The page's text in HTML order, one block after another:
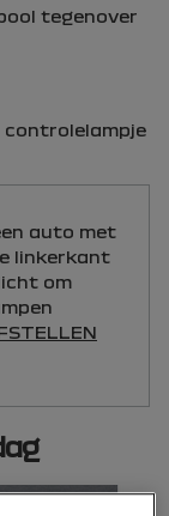
tegenover
controlelampje
auto met
linkerkant
om